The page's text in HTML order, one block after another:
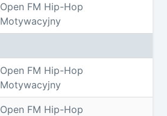
Open FM Hip-Hop
Motywacyjny
Open FM Hip-Hop
Motywacyjny
Open FM Hip-Hop